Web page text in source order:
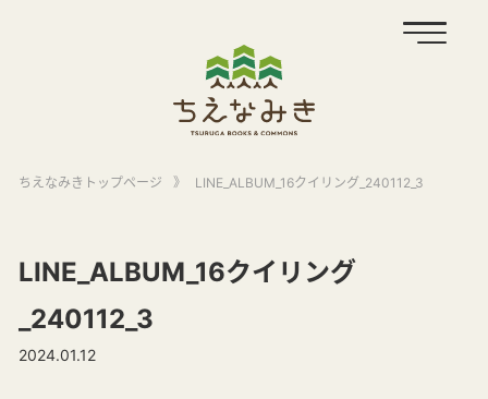
ちえなみきトップページ 》 LINE_ALBUM_16クイリング_240112_3
LINE_ALBUM_16クイリング
_240112_3
2024.01.12